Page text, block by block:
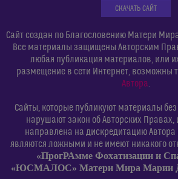
СКАЧАТЬ САЙТ
Сайт создан по Благословению Матери
Все материалы защищены Авторским
любая публикация материалов, или
размещение в сети Интернет, возможны
Автора.
Сайты, которые публикуют материалы
нарушают закон об Авторских Правах,
направлена на дискредитацию Автора
являются ложными и не имеют никакого
«ПрогРАмме Фохатизации и
«ЮСМАЛОС» Матери Мира